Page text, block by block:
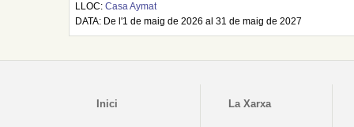
LLOC:Casa Aymat
DATA: De l'1 de maig de 2026 al 31 de maig de 2027
Inici La Xarxa